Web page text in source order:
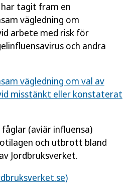
tagit fram en
vägledning om
arbete med risk för
och andra
vägledning om val av
misstänkt eller konstaterat
(aviär influensa)
och utbrott bland
Jordbruksverket.